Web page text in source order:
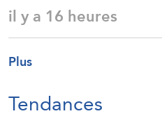
il y a 16 heures
Plus
Tendances